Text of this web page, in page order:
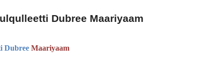
Dubree Maariyaam
Dubree Maariyaam